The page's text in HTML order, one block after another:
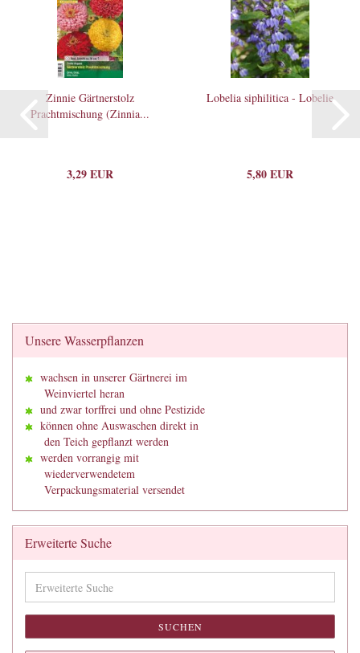
Zinnie Gärtnerstolz
Prachtmischung (Zinnia...
3,29 EUR
Lobelia siphilitica - Lobelie
5,80 EUR
Unsere Wasserpflanzen
wachsen in unserer Gärtnerei im
Weinviertel heran
und zwar torffrei und ohne Pestizide
können ohne Auswaschen direkt in
den Teich gepflanzt werden
werden vorrangig mit
wiederverwendetem
Verpackungsmaterial versendet
Erweiterte Suche
Suche
SUCHEN